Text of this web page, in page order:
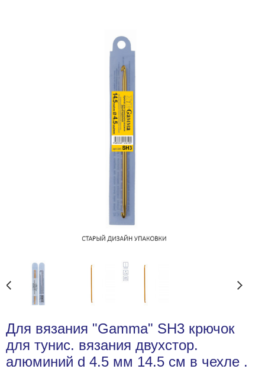
Для вязания "Gamma" SH3 крючок
для тунис. вязания двухстор.
алюминий d 4.5 мм 14.5 см в чехле .